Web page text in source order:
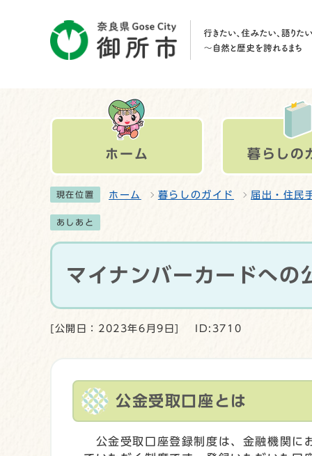
ホーム 暮らしの
現在位置 ホーム 暮らしのガイド 届出・住民
あしあと
マイナンバーカードへの
[公開日：2023年6月9日] ID:3710
公金受取口座とは
公金受取口座登録制度は、金融機関に